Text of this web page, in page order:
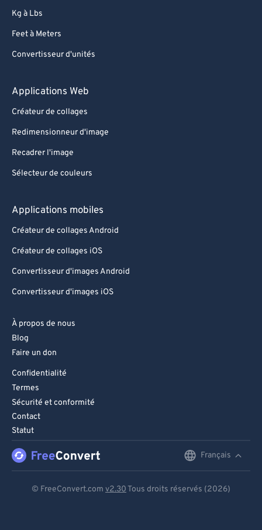
Kg à Lbs
Feet à Meters
Convertisseur d'unités
Applications Web
Créateur de collages
Redimensionneur d'image
Recadrer l'image
Sélecteur de couleurs
Applications mobiles
Créateur de collages Android
Créateur de collages iOS
Convertisseur d'images Android
Convertisseur d'images iOS
À propos de nous
Blog
Faire un don
Confidentialité
Termes
Sécurité et conformité
Contact
Statut
Français
© FreeConvert.com v2.30 Tous droits réservés (2026)